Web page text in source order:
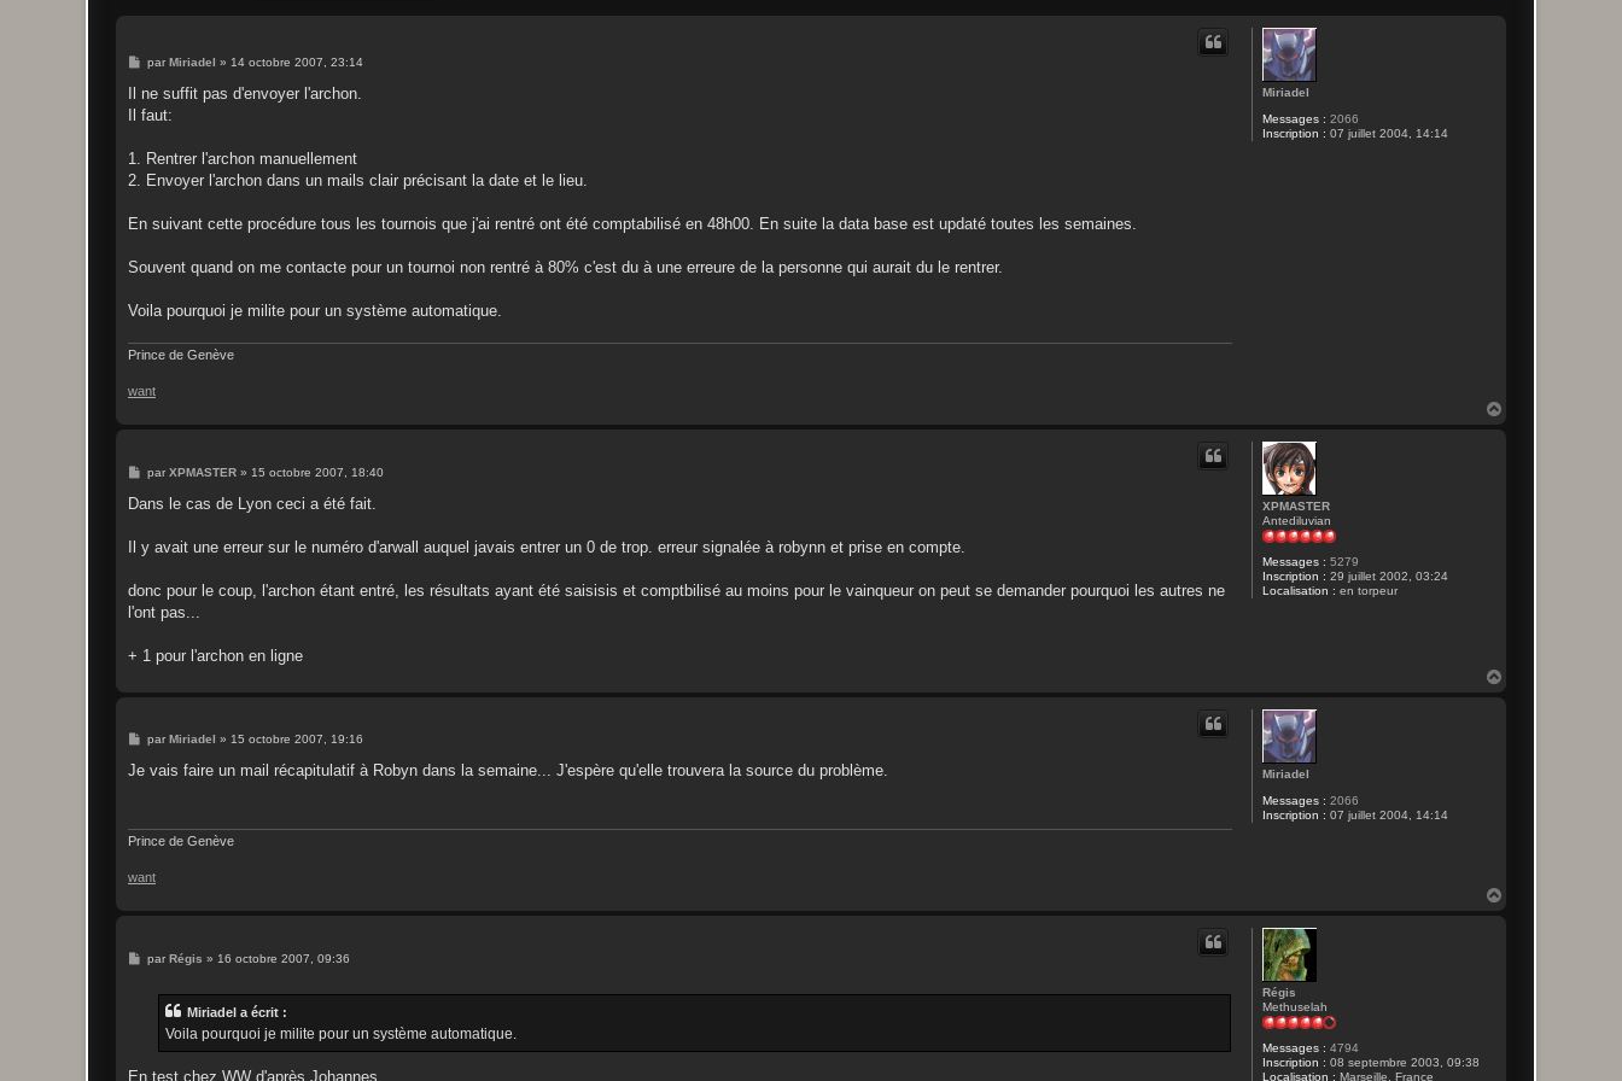
Miriadel
Messages : 2066
Inscription : 07 juillet 2004, 14:14
M
s
a
parMiriadel » 14 octobre 2007, 23:14
Il ne suffit pas d'envoyer l'archon.
Il faut:
1. Rentrer l'archon manuellement
2. Envoyer l'archon dans un mails clair précisant la date et le lieu.
En suivant cette procédure tous les tournois que j'ai rentré ont été comptabilisé en 48h00. En suite la data base est updaté toutes les semaines.
Souvent quand on me contacte pour un tournoi non rentré à 80% c'est du à une erreure de la personne qui aurait du le rentrer.
Voila pourquoi je milite pour un système automatique.
Prince de Genève
want
XPMASTER
Antediluvian
Messages : 5279
Inscription : 29 juillet 2002, 03:24
Localisation : en torpeur
M
s
g
e
parXPMASTER» 15 octobre 2007, 18:40
Dans le cas de Lyon ceci a été fait.
Il y avait une erreur sur le numéro d'arwall auquel javais entrer un 0 de trop. erreur signalée à robynn et prise en compte.
donc pour le coup, l'archon étant entré, les résultats ayant été saisisis et comptbilisé au moins pour le vainqueur on peut se demander pourquoi les autres ne
l'ont pas...
+ 1 pour l'archon en ligne
Miriadel
Messages : 2066
Inscription : 07 juillet 2004, 14:14
M
s
par Miriadel » 15 octobre 2007, 19:16
Je vais faire un mail récapitulatif à Robyn dans la semaine... J'espère qu'elle trouvera la source du problème.
Prince de Genève
want
Régis
Methuselah
Messages : 4794
Inscription : 08 septembre 2003, 09:38
Localisation : Marseille, France
MparRégis » 16 octobre 2007, 09:36
Miriadel a écrit :
Voila pourquoi je milite pour un système automatique.
En test chez WW d'après Johannes.